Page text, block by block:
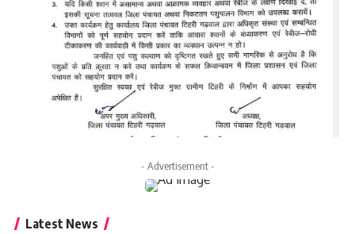
- Advertisement -
Latest News